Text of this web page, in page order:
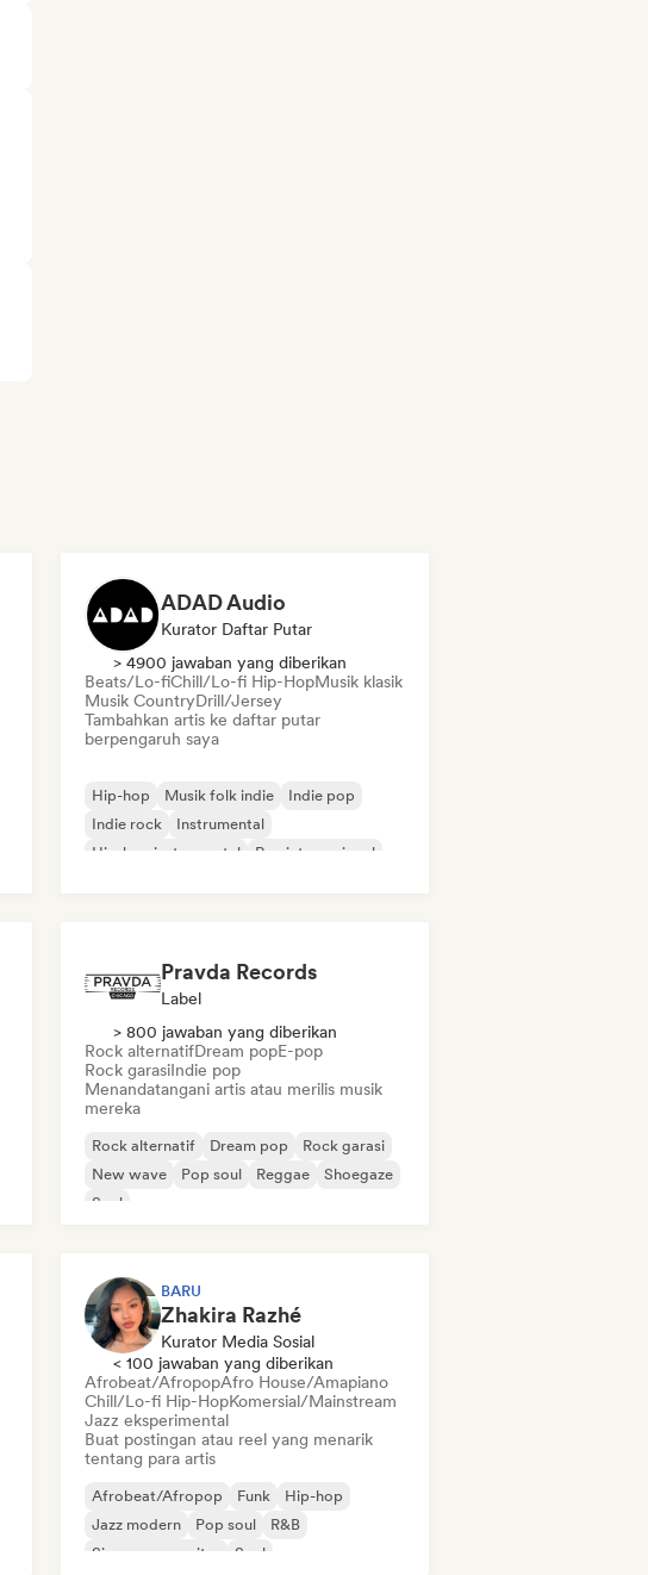
ADAD Audio
Kurator Daftar Putar
> 4900 jawaban yang diberikan
Beats/Lo-fiChill/Lo-fi Hip-HopMusik klasik
Musik CountryDrill/Jersey
Tambahkan artis ke daftar putar
berpengaruh saya
Hip-hop Musik folk indie
Indie pop
Indie rock
Instrumental
Hip-hop instrumental
Rap internasional
Pravda Records
Label
> 800 jawaban yang diberikan
Rock alternatifDream popE-pop
Rock garasiIndie pop
Menandatangani artis atau merilis musik
mereka
Rock alternatif Dream pop
Rock garasi
New wave
Pop soul Reggae
Shoegaze
Soul
BARU
Zhakira Razhé
Kurator Media Sosial
< 100 jawaban yang diberikan
Afrobeat/AfropopAfro House/Amapiano
Chill/Lo-fi Hip-HopKomersial/Mainstream
Jazz eksperimental
Buat postingan atau reel yang menarik
tentang para artis
Afrobeat/Afropop Funk
Hip-hop
Jazz modern
Pop soul
R&B
Singer-songwriter
Soul